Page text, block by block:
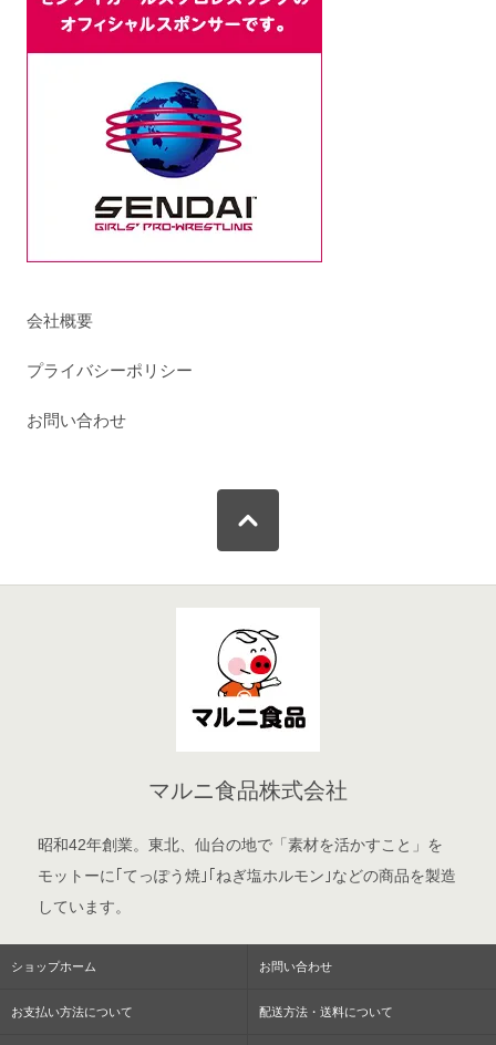
会社概要
プライバシーポリシー
お問い合わせ
マルニ食品株式会社
昭和42年創業。東北、仙台の地で「素材を活かすこと」を
モットーに｢てっぽう焼｣｢ねぎ塩ホルモン｣などの商品を製造
しています。
ショップホーム お問い合わせ
お支払い方法について 配送方法・送料について